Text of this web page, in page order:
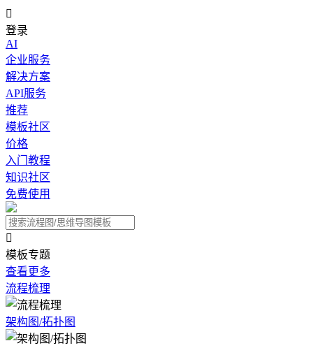

登录
AI
企业服务
解决方案
API服务
推荐
模板社区
价格
入门教程
知识社区
免费使用

模板专题
查看更多
流程梳理
架构图/拓扑图